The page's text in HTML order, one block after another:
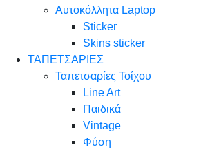
Αυτοκόλλητα Laptop
Sticker
Skins sticker
ΤΑΠΕΤΣΑΡΙΕΣ
Ταπετσαρίες Τοίχου
Line Art
Παιδικά
Vintage
Φύση